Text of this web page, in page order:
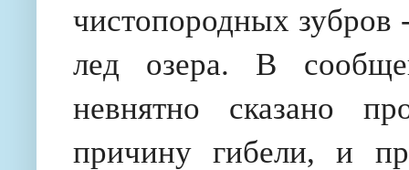
чистопородных
лед озера. В
невнятно сказано
причину гибели, и